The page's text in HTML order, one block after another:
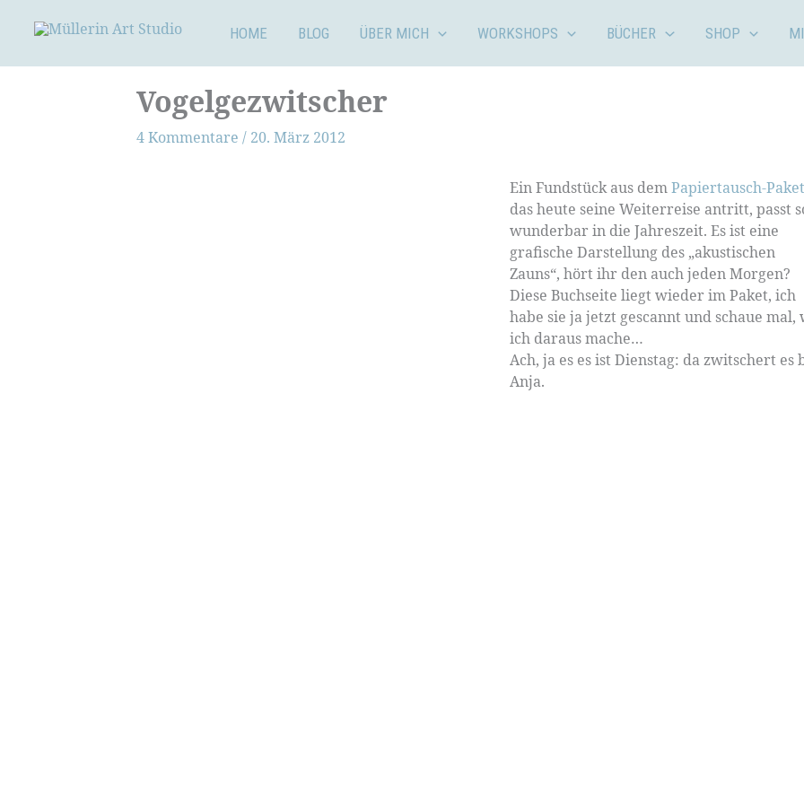
Inhalt
HOME BLOG ÜBER MICH WORKSHOPS BÜCHER SHOP
Vogelgezwitscher
4 Kommentare / 20. März 2012
Ein Fundstück aus demPapiertausch-
das heute seine Weiterreise antritt, passt
wunderbar in die Jahreszeit. Es ist eine
grafische Darstellung des „akustischen
Zauns“, hört ihr den auch jeden Morgen?
Diese Buchseite liegt wieder im Paket, ich
habe sie ja jetzt gescannt und schaue mal,
ich daraus mache…
Ach, ja es es ist Dienstag: da zwitschert es
Anja.